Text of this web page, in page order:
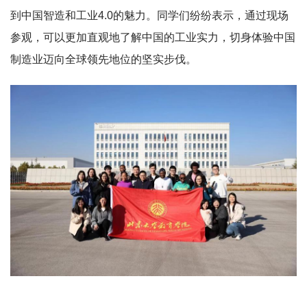
到中国智造和工业4.0的魅力。同学们纷纷表示，通过现场
参观，可以更加直观地了解中国的工业实力，切身体验中国
制造业迈向全球领先地位的坚实步伐。